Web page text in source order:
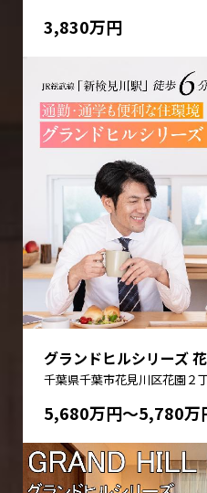
3,830万円
グランドヒルシリーズ
千葉県千葉市花見川区花園２
5,680万円〜5,780万